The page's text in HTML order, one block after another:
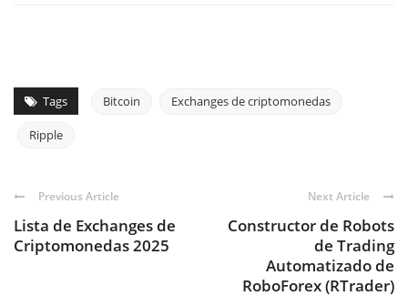
Tags Bitcoin Exchanges de criptomonedas
Ripple
Previous Article
Lista de Exchanges de
Criptomonedas 2025
Next Article
Constructor de Robots
de Trading
Automatizado de
RoboForex (RTrader)